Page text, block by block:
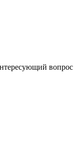
вопрос